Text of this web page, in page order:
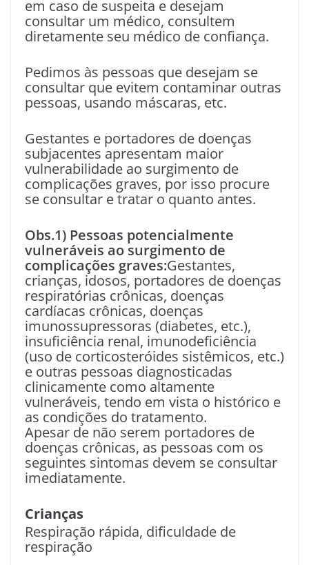
em caso de suspeita e desejam
consultar um médico, consultem
diretamente seu médico de confiança.
Pedimos às pessoas que desejam se
consultar que evitem contaminar outras
pessoas, usando máscaras, etc.
Gestantes e portadores de doenças
subjacentes apresentam maior
vulnerabilidade ao surgimento de
complicações graves, por isso procure
se consultar e tratar o quanto antes.
Obs.1) Pessoas potencialmente
vulneráveis ao surgimento de
complicações graves:Gestantes,
crianças, idosos, portadores de doenças
respiratórias crônicas, doenças
cardíacas crônicas, doenças
imunossupressoras (diabetes, etc.),
insuficiência renal, imunodeficiência
(uso de corticosteróides sistêmicos, etc.)
e outras pessoas diagnosticadas
clinicamente como altamente
vulneráveis, tendo em vista o histórico e
as condições do tratamento.
Apesar de não serem portadores de
doenças crônicas, as pessoas com os
seguintes sintomas devem se consultar
imediatamente.
Crianças
Respiração rápida, dificuldade de
respiração